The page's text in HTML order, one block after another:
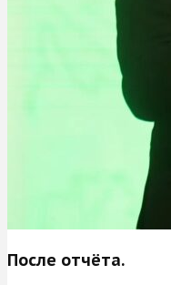
После отчёта.